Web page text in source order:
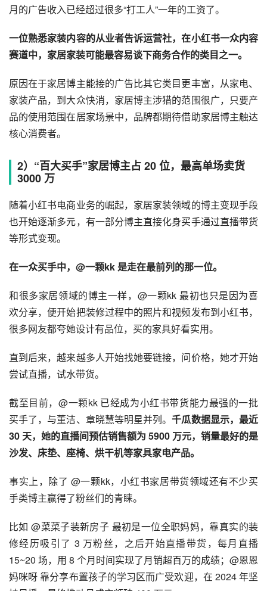
月的广告收入已经超过很多“打工人”一年的工资了。
一位熟悉家装内容的从业者告诉运营社，在小红书一众内容
赛道中，家居家装可能最容易谈下商务合作的类目之一。
原因在于家居博主能接的广告比其它类目更丰富，从家电、
家装产品，到大众快消，家居博主涉猎的范围很广，只要产
品的使用范围在居家场景中，品牌都期待借助家居博主触达
核心消费者。
2）“百大买手”家居博主占 20 位，最高单场卖货
3000 万
随着小红书电商业务的崛起，家居家装领域的博主变现手段
也开始逐渐多元，有一部分博主直接化身买手通过直播带货
等形式变现。
在一众买手中，@一颗kk 是走在最前列的那一位。
和很多家居领域的博主一样，@一颗kk 最初也只是因为喜
欢分享，便开始把装修过程中的照片和视频发布到小红书，
很多网友都夸她设计有品位，买的家具好看实用。
直到后来，越来越多人开始找她要链接，问价格，她才开始
尝试直播，试水带货。
截至目前，@一颗kk 已经成为小红书带货能力最强的一批
买手了，与董洁、章晓慧等明星并列。千瓜数据显示，最近
30 天，她的直播间预估销售额为 5900 万元，销量最好的是
沙发、床垫、座椅、烘干机等家具家电产品。
事实上，除了 @一颗kk，小红书家居带货领域还有不少买
手类博主赢得了粉丝们的青睐。
比如 @菜菜子装新房子 最初是一位全职妈妈，靠真实的装
修经历吸引了 3 万粉丝，之后开始直播带货，每月直播
15~20 场，用 8 个月时间实现了月销超百万的成绩；@恩恩
妈咪呀 靠分享布置孩子的学习区而广受欢迎，在 2024 年坚